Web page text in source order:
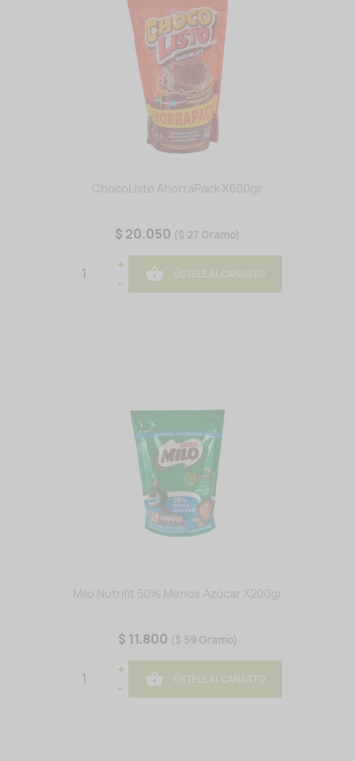
ChocoListo AhorraPack X600gr
$ 20.050 ($ 27 Gramo)
+
-
 ÚSTELE AL CANASTO
Milo Nutrifit 50% Menos Azúcar X200gr
$ 11.800 ($ 59 Gramo)
+
-
 ÚSTELE AL CANASTO